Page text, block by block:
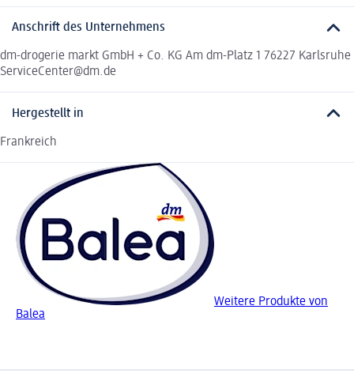
Anschrift des Unternehmens
dm-drogerie markt GmbH + Co. KG Am dm-Platz 1 76227 Karlsruhe
ServiceCenter@dm.de
Hergestellt in
Frankreich
Weitere Produkte von
Balea